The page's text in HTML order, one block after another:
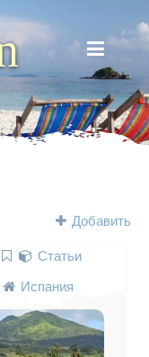
Добавить
Статьи
Испания